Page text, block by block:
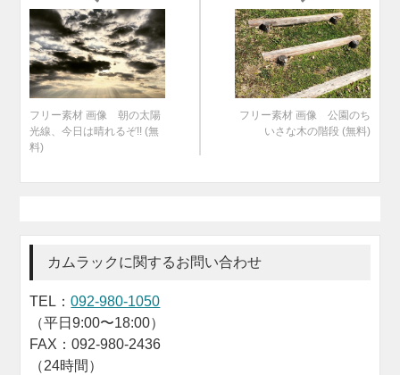
フリー素材 画像 朝の太陽
光線、今日は晴れるぞ!! (無
料)
フリー素材 画像 公園のち
いさな木の階段 (無料)
カムラックに関するお問い合わせ
TEL：092-980-1050
（平日9:00〜18:00）
FAX：092-980-2436
（24時間）